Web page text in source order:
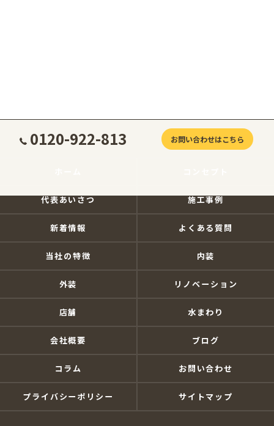
0120-922-813 お問い合わせはこちら
代表あいさつ 施工事例
新着情報 よくある質問
当社の特徴 内装
外装 リノベーション
店舗 水まわり
会社概要 ブログ
コラム お問い合わせ
プライバシーポリシー サイトマップ